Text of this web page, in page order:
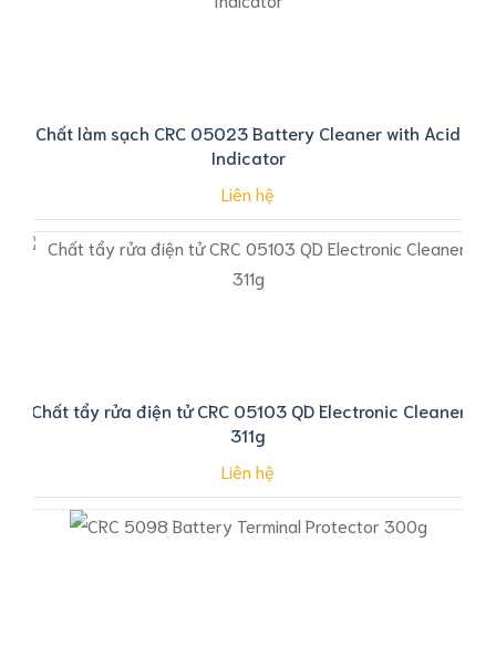
Chất làm sạch CRC 05023 Battery Cleaner with Acid
Indicator
Liên hệ
Chất tẩy rửa điện tử CRC 05103 QD Electronic Cleaner
311g
Liên hệ